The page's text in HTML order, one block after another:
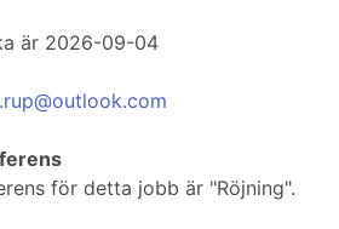
är 2026-09-04
för detta jobb är "Röjning".